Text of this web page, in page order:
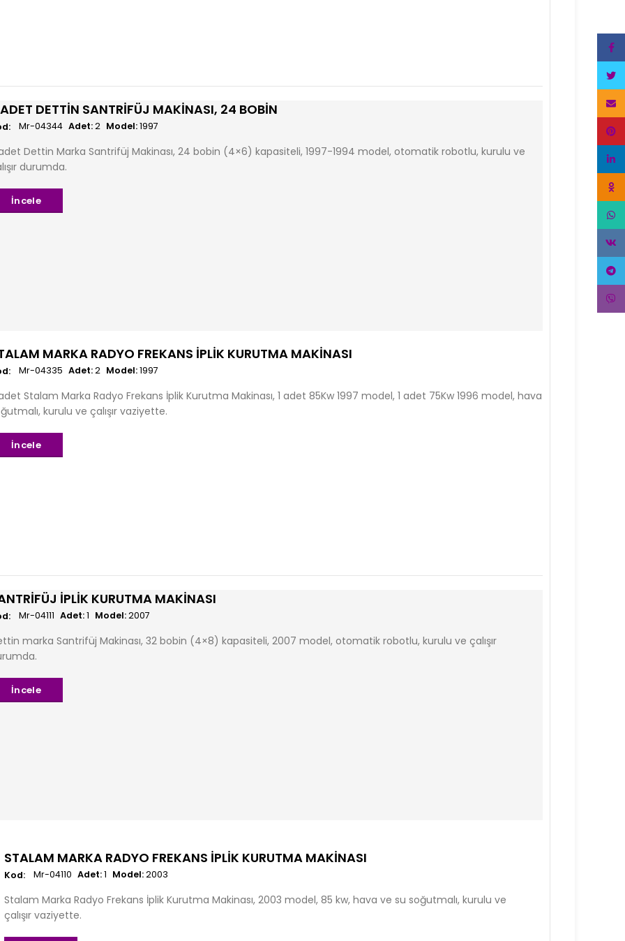
DETTIN SANTRIFÜJ MAKINASI, 24 BOBIN
Adet:2 Model:1997
Mr-04344
Dettin Marka Santrifüj Makinası, 24 bobin (4×6) kapasiteli, 1997-1994 model, otomatik robotlu, kurulu ve
durumda.
İncele
MARKA RADYO FREKANS İPLIK KURUTMA MAKINASI
Adet:2 Model:1997
Mr-04335
Stalam Marka Radyo Frekans İplik Kurutma Makinası, 1 adet 85Kw 1997 model, 1 adet 75Kw 1996 model, hava
kurulu ve çalışır vaziyette.
İncele
İPLIK KURUTMA MAKINASI
Adet:1 Model:2007
Mr-04111
marka Santrifüj Makinası, 32 bobin (4×8) kapasiteli, 2007 model, otomatik robotlu, kurulu ve çalışır
İncele
STALAM MARKA RADYO FREKANS İPLIK KURUTMA MAKINASI
Adet:1 Model:2003
Mr-04110
Stalam Marka Radyo Frekans İplik Kurutma Makinası, 2003 model, 85 kw, hava ve su soğutmalı, kurulu ve
çalışır vaziyette.
Email
VK
Viber